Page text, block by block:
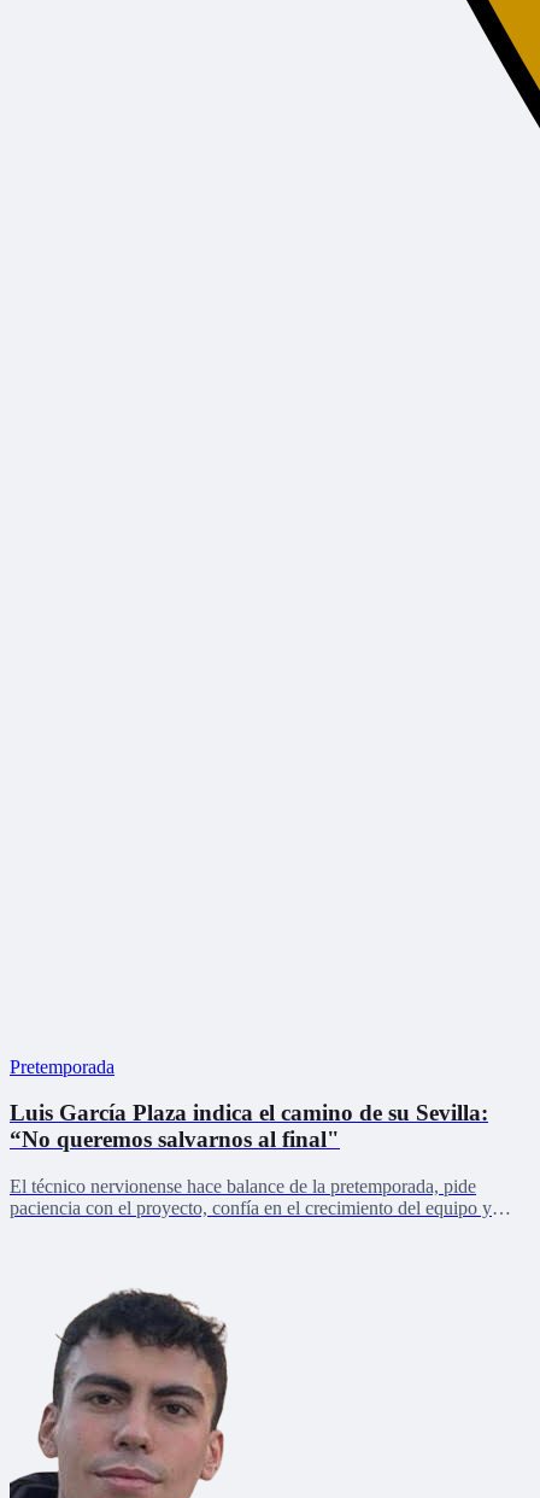
Pretemporada
Luis García Plaza indica el camino de su Sevilla:
“No queremos salvarnos al final"
El técnico nervionense hace balance de la pretemporada, pide
paciencia con el proyecto, confía en el crecimiento del equipo y